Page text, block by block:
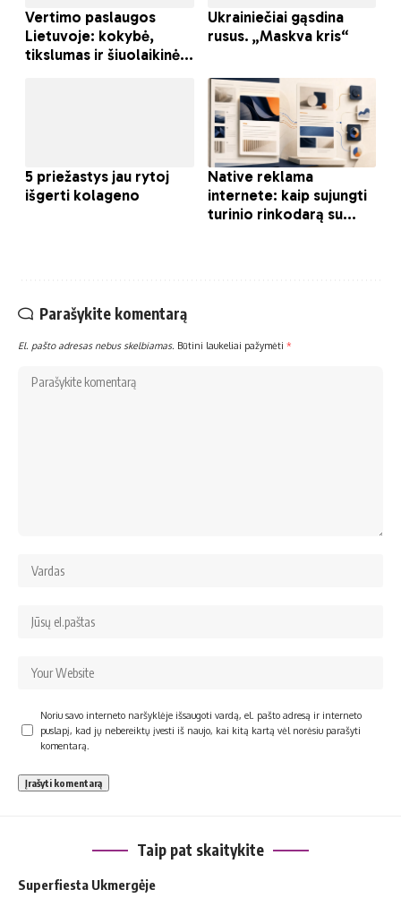
Parašykite komentarą
El. pašto adresas nebus skelbiamas. Būtini laukeliai pažymėti *
Noriu savo interneto naršyklėje išsaugoti vardą, el. pašto adresą ir interneto
puslapį, kad jų nebereiktų įvesti iš naujo, kai kitą kartą vėl norėsiu parašyti
komentarą.
Taip pat skaitykite
Superfiesta Ukmergėje